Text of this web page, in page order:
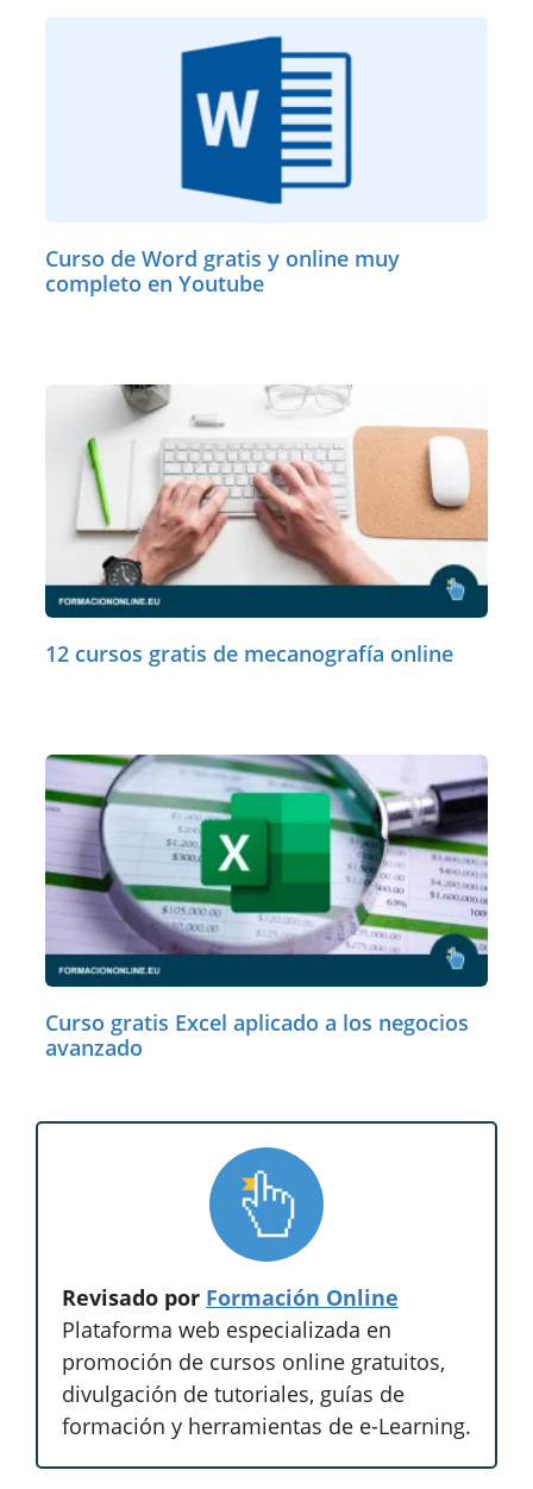
Curso de Word gratis y online muy
completo en Youtube
12 cursos gratis de mecanografía online
Curso gratis Excel aplicado a los negocios
avanzado
Revisado por Formación Online
Plataforma web especializada en
promoción de cursos online gratuitos,
divulgación de tutoriales, guías de
formación y herramientas de e-Learning.